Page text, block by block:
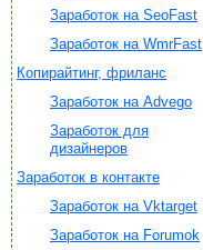
Заработок на SeoFast
Заработок на WmrFast
Копирайтинг, фриланс
Заработок на Advego
Заработок для
дизайнеров
Заработок в контакте
Заработок на Vktarget
Заработок на Forumok